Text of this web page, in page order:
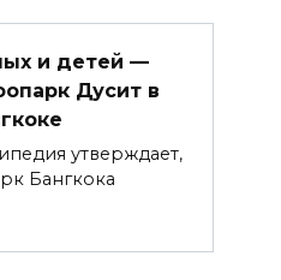
и детей —
Дусит в
утверждает,
Бангкока